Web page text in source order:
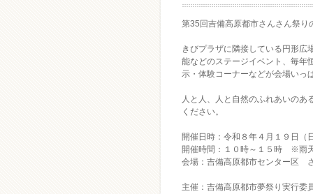
第35回吉備高原都市さんさん祭り
きびプラザに隣接している円形広
能などのステージイベント、毎年
示・体験コーナーなどが会場いっ
人と人、人と自然のふれあいのあ
ください。
開催日時：令和８年４月１９日（
開催時間：１０時～１５時 ※雨
会場：吉備高原都市センター区
主催：吉備高原都市夢祭り実行委